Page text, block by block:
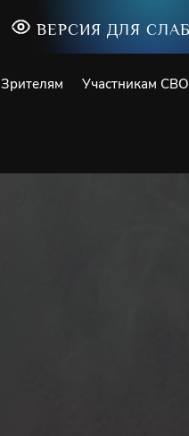
ВЕРСИЯ ДЛЯ
Зрителям Участникам СВО